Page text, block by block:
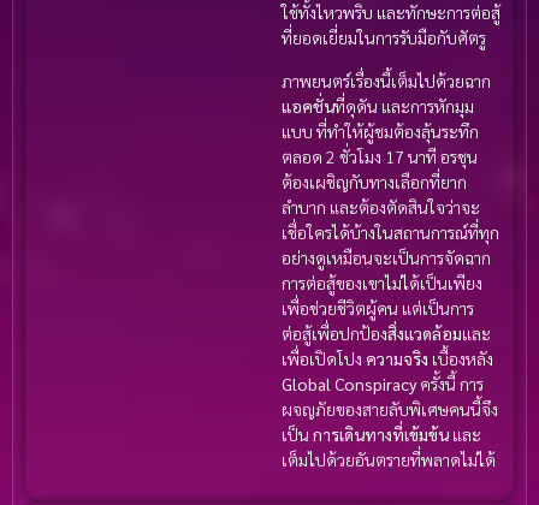
ใช้ทั้งไหวพริบ และทักษะการต่อสู้
ที่ยอดเยี่ยมในการรับมือกับศัตรู
ภาพยนตร์เรื่องนี้เต็มไปด้วยฉาก
แอคชั่นที่ดุดัน และการหักมุม
แบบ ที่ทำให้ผู้ชมต้องลุ้นระทึก
ตลอด 2 ชั่วโมง 17 นาที อรชุน
ต้องเผชิญกับทางเลือกที่ยาก
ลำบาก และต้องตัดสินใจว่าจะ
เชื่อใครได้บ้างในสถานการณ์ที่ทุก
อย่างดูเหมือนจะเป็นการจัดฉาก
การต่อสู้ของเขาไม่ได้เป็นเพียง
เพื่อช่วยชีวิตผู้คน แต่เป็นการ
ต่อสู้เพื่อปกป้องสิ่งแวดล้อมและ
เพื่อเปิดโปง ความจริง เบื้องหลัง
Global Conspiracyครั้งนี้ การ
ผจญภัยของสายลับพิเศษคนนี้จึง
เป็น การเดินทางที่เข้มข้น และ
เต็มไปด้วยอันตรายที่พลาดไม่ได้